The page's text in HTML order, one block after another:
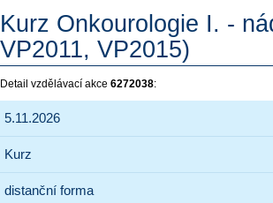
Kurz Onkourologie I. -
VP2011, VP2015)
Detail vzdělávací akce 6272038:
5.11.2026
Kurz
distanční forma